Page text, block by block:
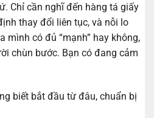
Chỉ cần nghĩ đến hàng tá giấy
thay đổi liên tục, và nỗi lo
mình có đủ “mạnh” hay không,
chùn bước. Bạn có đang cảm
biết bắt đầu từ đâu, chuẩn bị